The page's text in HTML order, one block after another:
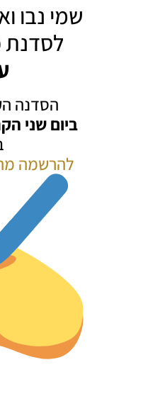
שמי נבו
לסדנת
הסדנה
ביום שני
להרשמה